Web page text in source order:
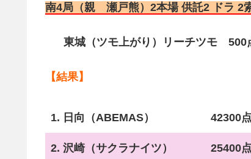
南4局（親 瀬戸熊）2本場 供託2 ドラ 2
東城（ツモ上がり）リーチツモ
【結果】
1. 日向（ABEMAS） 42300点
2. 沢崎（サクラナイツ） 25400点